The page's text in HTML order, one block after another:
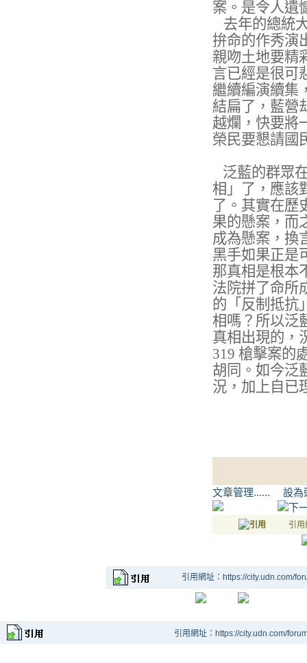
案。是令人遺
去年的總統
拚命的作秀演
親吻土地要精
言已經是很可
繼續編演續集
結扁了，藍營
越爛，快要將
榮民要懇請國
泛藍的群眾
相」了，應該
了。其實在歷
果的懸案，而
成為懸案，換
黑手如果正是
那真相是根本
法院拼了命所
的「反制抵抗
相嗎？所以泛
真相出現的，
319 槍擊案的
胡同。如今泛
況，加上自已
文章管理...... 設
引
引用網址：https://city.udn.com/
引用網址：https://city.udn.com/